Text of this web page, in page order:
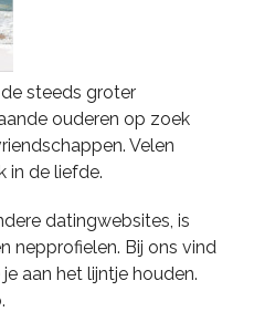
steeds groter
ouderen op zoek
Velen
in de liefde.
datingwebsites, is
nepprofielen. Bij ons vind
aan het lijntje houden.